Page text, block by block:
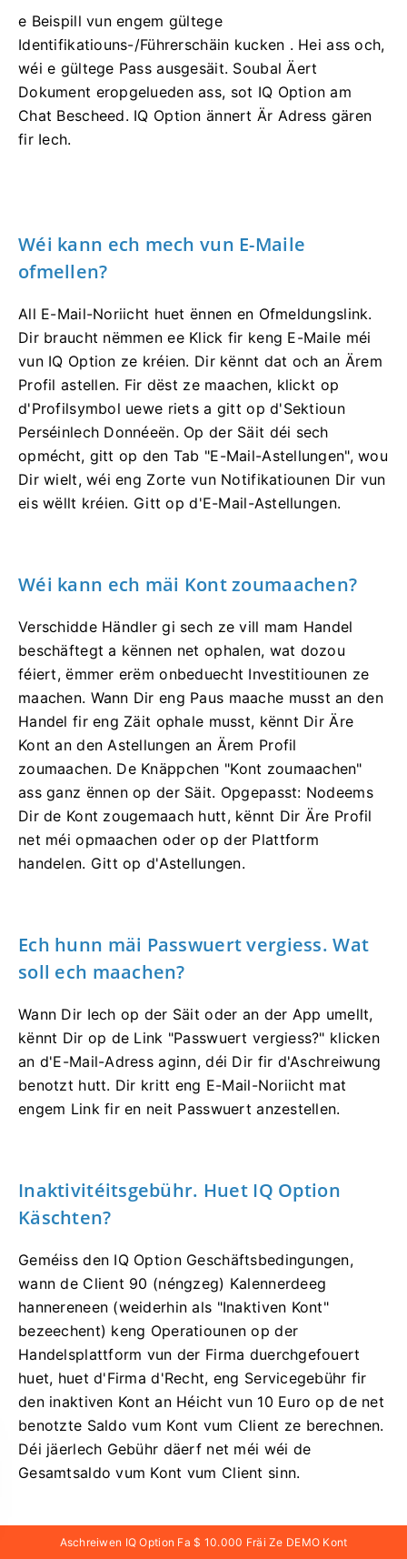
e Beispill vun engem gültege
Identifikatiouns-/Führerschäin kucken . Hei ass och,
wéi e gültege Pass ausgesäit. Soubal Äert
Dokument eropgelueden ass, sot IQ Option am
Chat Bescheed. IQ Option ännert Är Adress gären
fir Iech.
Wéi kann ech mech vun E-Maile
ofmellen?
All E-Mail-Noriicht huet ënnen en Ofmeldungslink.
Dir braucht nëmmen ee Klick fir keng E-Maile méi
vun IQ Option ze kréien. Dir kënnt dat och an Ärem
Profil astellen. Fir dëst ze maachen, klickt op
d'Profilsymbol uewe riets a gitt op d'Sektioun
Perséinlech Donnéeën. Op der Säit déi sech
opmécht, gitt op den Tab "E-Mail-Astellungen", wou
Dir wielt, wéi eng Zorte vun Notifikatiounen Dir vun
eis wëllt kréien. Gitt op d'E-Mail-Astellungen.
Wéi kann ech mäi Kont zoumaachen?
Verschidde Händler gi sech ze vill mam Handel
beschäftegt a kënnen net ophalen, wat dozou
féiert, ëmmer erëm onbeduecht Investitiounen ze
maachen. Wann Dir eng Paus maache musst an den
Handel fir eng Zäit ophale musst, kënnt Dir Äre
Kont an den Astellungen an Ärem Profil
zoumaachen. De Knäppchen "Kont zoumaachen"
ass ganz ënnen op der Säit. Opgepasst: Nodeems
Dir de Kont zougemaach hutt, kënnt Dir Äre Profil
net méi opmaachen oder op der Plattform
handelen. Gitt op d'Astellungen.
Ech hunn mäi Passwuert vergiess. Wat
soll ech maachen?
Wann Dir Iech op der Säit oder an der App umellt,
kënnt Dir op de Link "Passwuert vergiess?" klicken
an d'E-Mail-Adress aginn, déi Dir fir d'Aschreiwung
benotzt hutt. Dir kritt eng E-Mail-Noriicht mat
engem Link fir en neit Passwuert anzestellen.
Inaktivitéitsgebühr. Huet IQ Option
Käschten?
Geméiss den IQ Option Geschäftsbedingungen,
wann de Client 90 (néngzeg) Kalennerdeeg
hannereneen (weiderhin als "Inaktiven Kont"
bezeechent) keng Operatiounen op der
Handelsplattform vun der Firma duerchgefouert
huet, huet d'Firma d'Recht, eng Servicegebühr fir
den inaktiven Kont an Héicht vun 10 Euro op de net
benotzte Saldo vum Kont vum Client ze berechnen.
Déi jäerlech Gebühr däerf net méi wéi de
Gesamtsaldo vum Kont vum Client sinn.
Wéi kann ech mech vu mengem Kont
Aschreiwen IQ Option Fa $ 10.000 Fräi Ze DEMO Kont